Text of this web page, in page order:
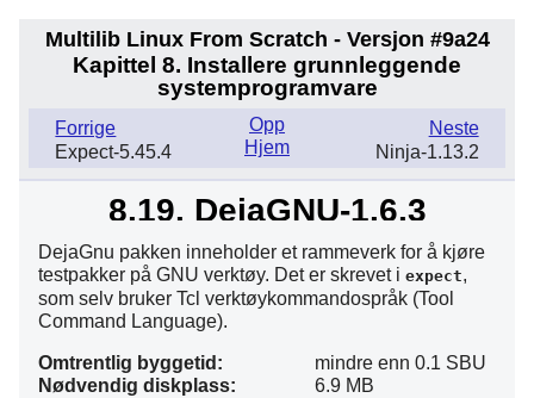
Multilib Linux From Scratch - Versjon #9a24
Kapittel 8. Installere grunnleggende
systemprogramvare
Forrige
Expect-5.45.4
Neste
Ninja-1.13.2
Opp
Hjem
8.19. DejaGNU-1.6.3
DejaGnu pakken inneholder et rammeverk for å kjøre
testpakker på GNU verktøy. Det er skrevet i expect,
som selv bruker Tcl verktøykommandospråk (Tool
Command Language).
Omtrentlig byggetid:
mindre enn 0.1 SBU
Nødvendig diskplass:
6.9 MB